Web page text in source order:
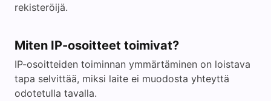
rekisteröijä.
Miten IP-osoitteet toimivat?
IP-osoitteiden toiminnan ymmärtäminen on loistava
tapa selvittää, miksi laite ei muodosta yhteyttä
odotetulla tavalla.